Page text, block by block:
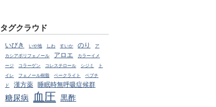
タグクラウド
いびき いや地 しわ すいか のり
ア
カシアポリフェノール
アロエ
カラーイメ
ージ
コラーゲン コレステロール シジミ
ト
イレ
フェノール樹脂 ベークライト
ペプチ
ド
漢方薬 睡眠時無呼吸症候群
糖尿病 血圧 黒酢